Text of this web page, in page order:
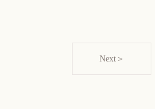
Next＞